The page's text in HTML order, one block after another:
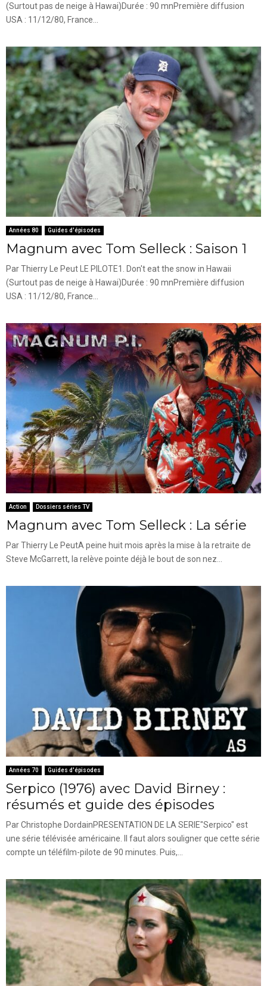
(Surtout pas de neige à Hawai)Durée : 90 mnPremière diffusion
USA : 11/12/80, France...
Années 80 Guides d'épisodes
Magnum avec Tom Selleck : Saison 1
Par Thierry Le Peut LE PILOTE1. Don't eat the snow in Hawaii
(Surtout pas de neige à Hawai)Durée : 90 mnPremière diffusion
USA : 11/12/80, France...
Action Dossiers séries TV
Magnum avec Tom Selleck : La série
Par Thierry Le PeutA peine huit mois après la mise à la retraite de
Steve McGarrett, la relève pointe déjà le bout de son nez...
Années 70 Guides d'épisodes
Serpico (1976) avec David Birney :
résumés et guide des épisodes
Par Christophe DordainPRESENTATION DE LA SERIE"Serpico" est
une série télévisée américaine. Il faut alors souligner que cette série
compte un téléfilm-pilote de 90 minutes. Puis,...